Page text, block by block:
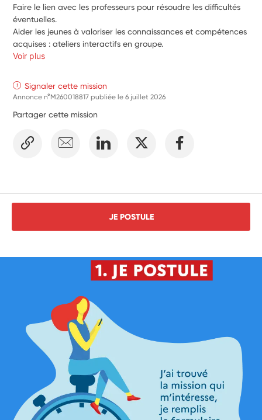
Faire le lien avec les professeurs pour résoudre les difficultés
éventuelles.
Aider les jeunes à valoriser les connaissances et compétences
acquises : ateliers interactifs en groupe.
Voir plus
Signaler cette mission
Annonce n°M260018817 publiée le6 juillet 2026
Partager cette mission
JE POSTULE